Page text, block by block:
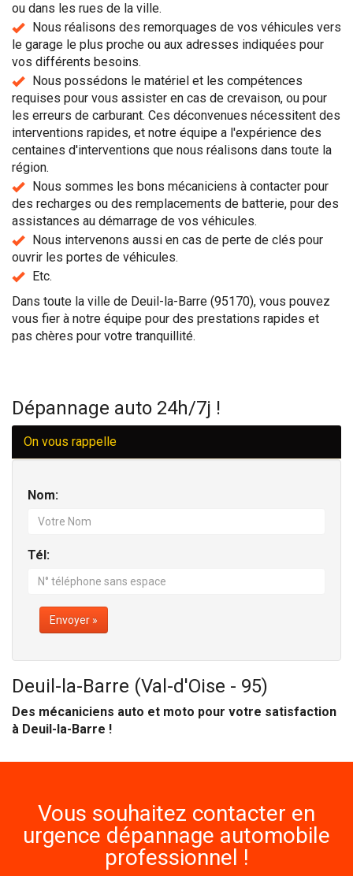
ou dans les rues de la ville.
Nous réalisons des remorquages de vos véhicules vers
le garage le plus proche ou aux adresses indiquées pour
vos différents besoins.
Nous possédons le matériel et les compétences
requises pour vous assister en cas de crevaison, ou pour
les erreurs de carburant. Ces déconvenues nécessitent des
interventions rapides, et notre équipe a l'expérience des
centaines d'interventions que nous réalisons dans toute la
région.
Nous sommes les bons mécaniciens à contacter pour
des recharges ou des remplacements de batterie, pour des
assistances au démarrage de vos véhicules.
Nous intervenons aussi en cas de perte de clés pour
ouvrir les portes de véhicules.
Etc.
Dans toute la ville de Deuil-la-Barre (95170), vous pouvez
vous fier à notre équipe pour des prestations rapides et
pas chères pour votre tranquillité.
Dépannage auto 24h/7j !
On vous rappelle
Nom:
Tél:
Envoyer »
Deuil-la-Barre (Val-d'Oise - 95)
Des mécaniciens auto et moto pour votre satisfaction
à Deuil-la-Barre !
Vous souhaitez contacter en
urgence dépannage automobile
professionnel !